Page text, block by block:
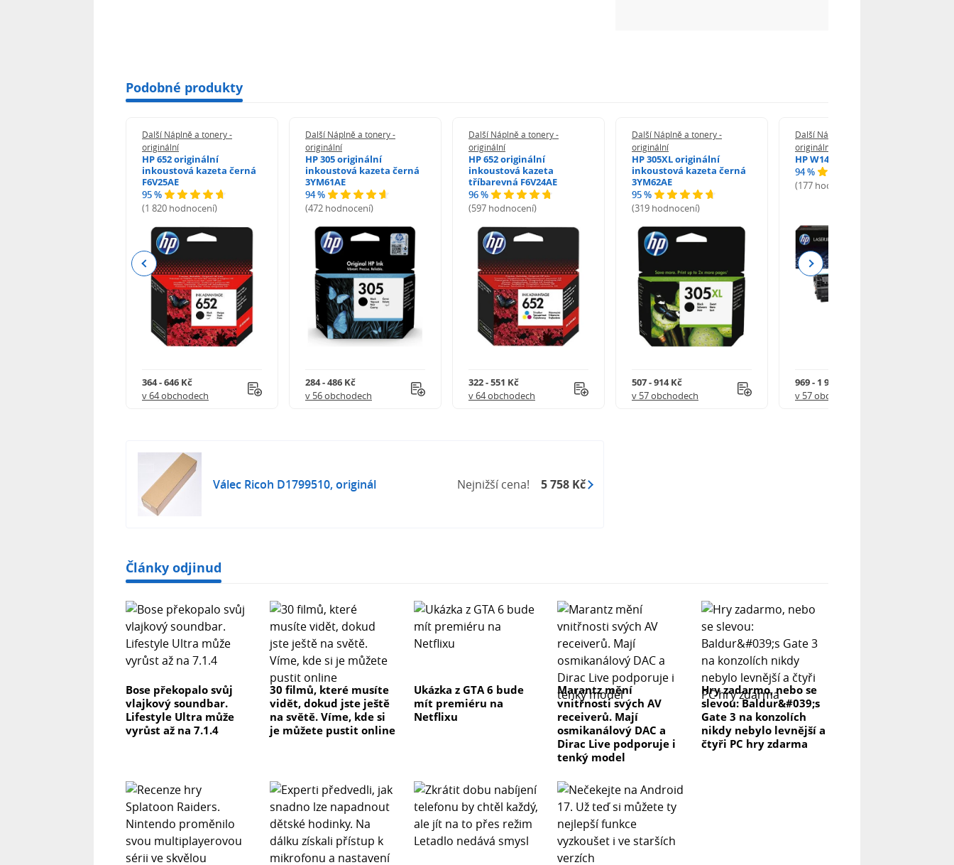
Podobné produkty
Další Náplně a tonery -
originální
HP 652 originální
inkoustová kazeta černá
F6V25AE
95 %
(1 820 hodnocení)
364 - 646 Kč
v 64 obchodech
Další Náplně a tonery -
originální
HP 305 originální
inkoustová kazeta černá
3YM61AE
94 %
(472 hodnocení)
284 - 486 Kč
v 56 obchodech
Další Náplně a tonery -
originální
HP 652 originální
inkoustová kazeta
tříbarevná F6V24AE
96 %
(597 hodnocení)
322 - 551 Kč
v 64 obchodech
Další Náplně a tonery -
originální
HP 305XL originální
inkoustová kazeta černá
3YM62AE
95 %
(319 hodnocení)
507 - 914 Kč
v 57 obchodech
Další Náplně a tonery -
originální
HP W1420A - originální
94 %
(177 hodnocení)
969 - 1 918 Kč
v 57 obchodech
Previous Next
Válec Ricoh D1799510, originál Nejnižší cena! 5 758 Kč
Články odjinud
Bose překopalo svůj
vlajkový soundbar.
Lifestyle Ultra může
vyrůst až na 7.1.4
30 filmů, které musíte
vidět, dokud jste ještě
na světě. Víme, kde si
je můžete pustit online
Ukázka z GTA 6 bude
mít premiéru na
Netflixu
Marantz mění
vnitřnosti svých AV
receiverů. Mají
osmikanálový DAC a
Dirac Live podporuje i
tenký model
Hry zadarmo, nebo se
slevou: Baldur&#039;s
Gate 3 na konzolích
nikdy nebylo levnější a
čtyři PC hry zdarma